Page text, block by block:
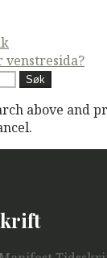
venstresida?
above and